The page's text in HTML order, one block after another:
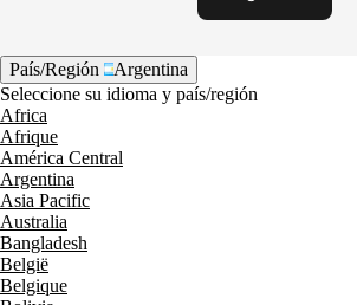
País/Región
Argentina
Seleccione su idioma y país/región
Africa
Afrique
América Central
Argentina
Asia Pacific
Australia
Bangladesh
België
Belgique